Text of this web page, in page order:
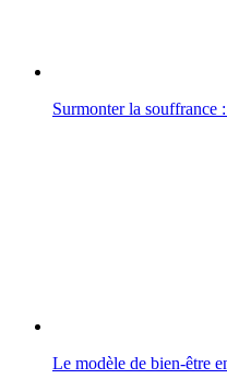
Surmonter la
Le modèle de bien-être